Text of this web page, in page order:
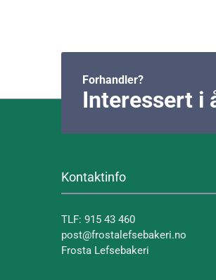
Forhandler?
Interessert i
Kontaktinfo
TLF: 915 43 460
post@frostalefsebakeri.no
Frosta Lefsebakeri